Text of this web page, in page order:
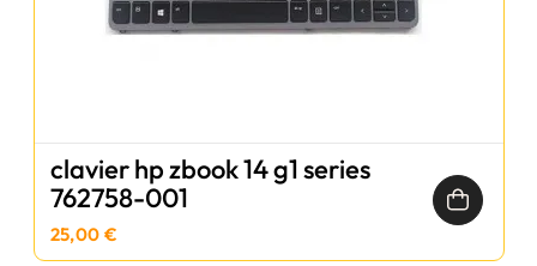
clavier hp zbook 14 g1 series
762758-001
25,00 €